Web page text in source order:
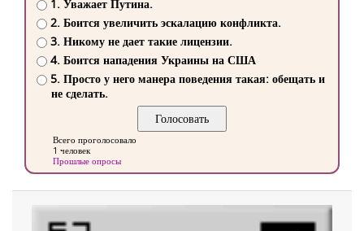
1. Уважает Путина.
2. Боится увеличить эскалацию конфликта.
3. Никому не дает такие лицензии.
4. Боится нападения Украины на США
5. Просто у него манера поведения такая: обещать и
не сделать.
Всего проголосовало
1 человек
Прошлые опросы